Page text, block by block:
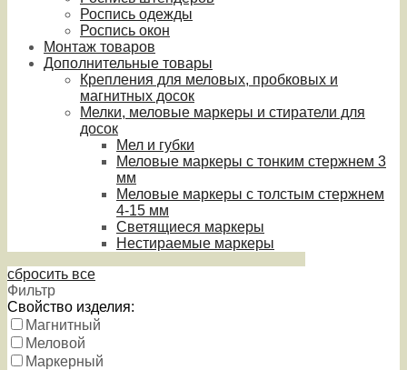
Роспись одежды
Роспись окон
Монтаж товаров
Дополнительные товары
Крепления для меловых, пробковых и
магнитных досок
Мелки, меловые маркеры и стиратели для
досок
Мел и губки
Меловые маркеры с тонким стержнем 3
мм
Меловые маркеры с толстым стержнем
4-15 мм
Светящиеся маркеры
Нестираемые маркеры
сбросить все
Фильтр
Свойство изделия:
Магнитный
Меловой
Маркерный